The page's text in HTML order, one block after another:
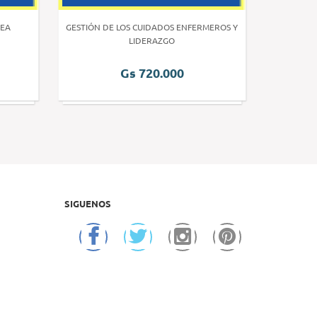
GESTIÓN DE LOS CUIDADOS ENFERMEROS Y
LIDERAZGO
Gs 720.000
SIGUENOS